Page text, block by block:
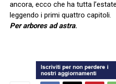
ancora, ecco che ha tutta
leggendo i primi quattro capitoli.
Per arbores ad astra.